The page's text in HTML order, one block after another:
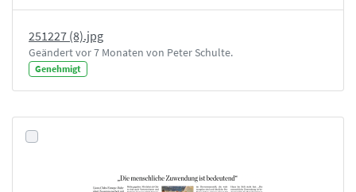
251227 (8).jpg
Geändert vor 7 Monaten von Peter Schulte.
Genehmigt